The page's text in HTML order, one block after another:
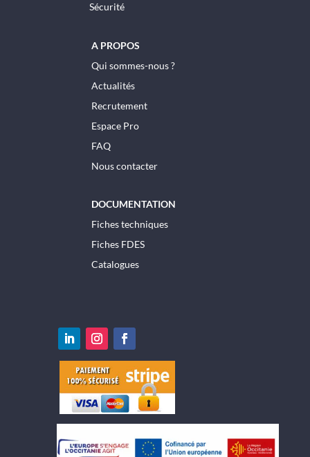
Sécurité
A PROPOS
Qui sommes-nous ?
Actualités
Recrutement
Espace Pro
FAQ
Nous contacter
DOCUMENTATION
Fiches techniques
Fiches FDES
Catalogues